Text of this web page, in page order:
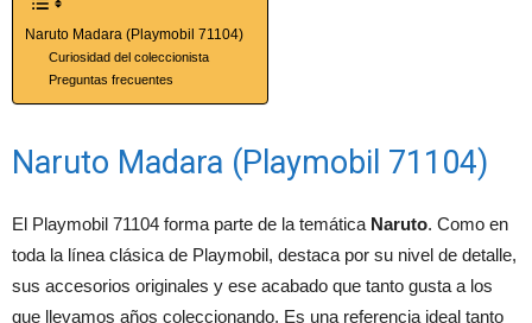
Naruto Madara (Playmobil 71104)
Curiosidad del coleccionista
Preguntas frecuentes
Naruto Madara (Playmobil 71104)
El Playmobil 71104 forma parte de la temática Naruto. Como en
toda la línea clásica de Playmobil, destaca por su nivel de detalle,
sus accesorios originales y ese acabado que tanto gusta a los
que llevamos años coleccionando. Es una referencia ideal tanto